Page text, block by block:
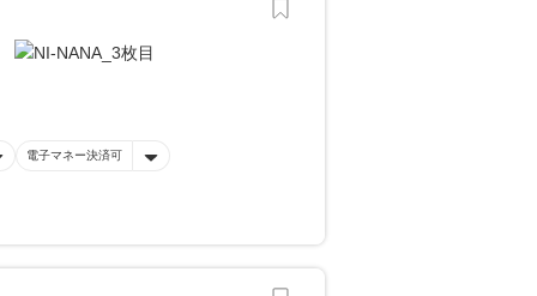
電子マネー決済可